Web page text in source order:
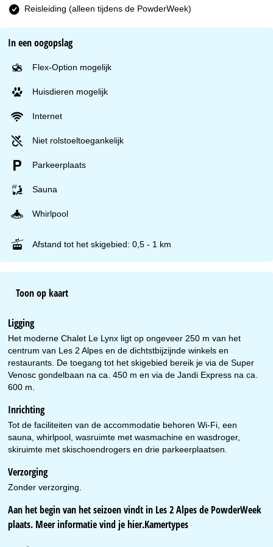
Reisleiding (alleen tijdens de PowderWeek)
In een oogopslag
Flex-Option mogelijk
Huisdieren mogelijk
Internet
Niet rolstoeltoegankelijk
Parkeerplaats
Sauna
Whirlpool
Afstand tot het skigebied: 0,5 - 1 km
Toon op kaart
Ligging
Het moderne Chalet Le Lynx ligt op ongeveer 250 m van het
centrum van Les 2 Alpes en de dichtstbijzijnde winkels en
restaurants. De toegang tot het skigebied bereik je via de Super
Venosc gondelbaan na ca. 450 m en via de Jandi Express na ca.
600 m.
Inrichting
Tot de faciliteiten van de accommodatie behoren Wi-Fi, een
sauna, whirlpool, wasruimte met wasmachine en wasdroger,
skiruimte met skischoendrogers en drie parkeerplaatsen.
Verzorging
Zonder verzorging.
Aan het begin van het seizoen vindt in Les 2 Alpes de PowderWeek
plaats. Meer informatie vind jehier.Kamertypes